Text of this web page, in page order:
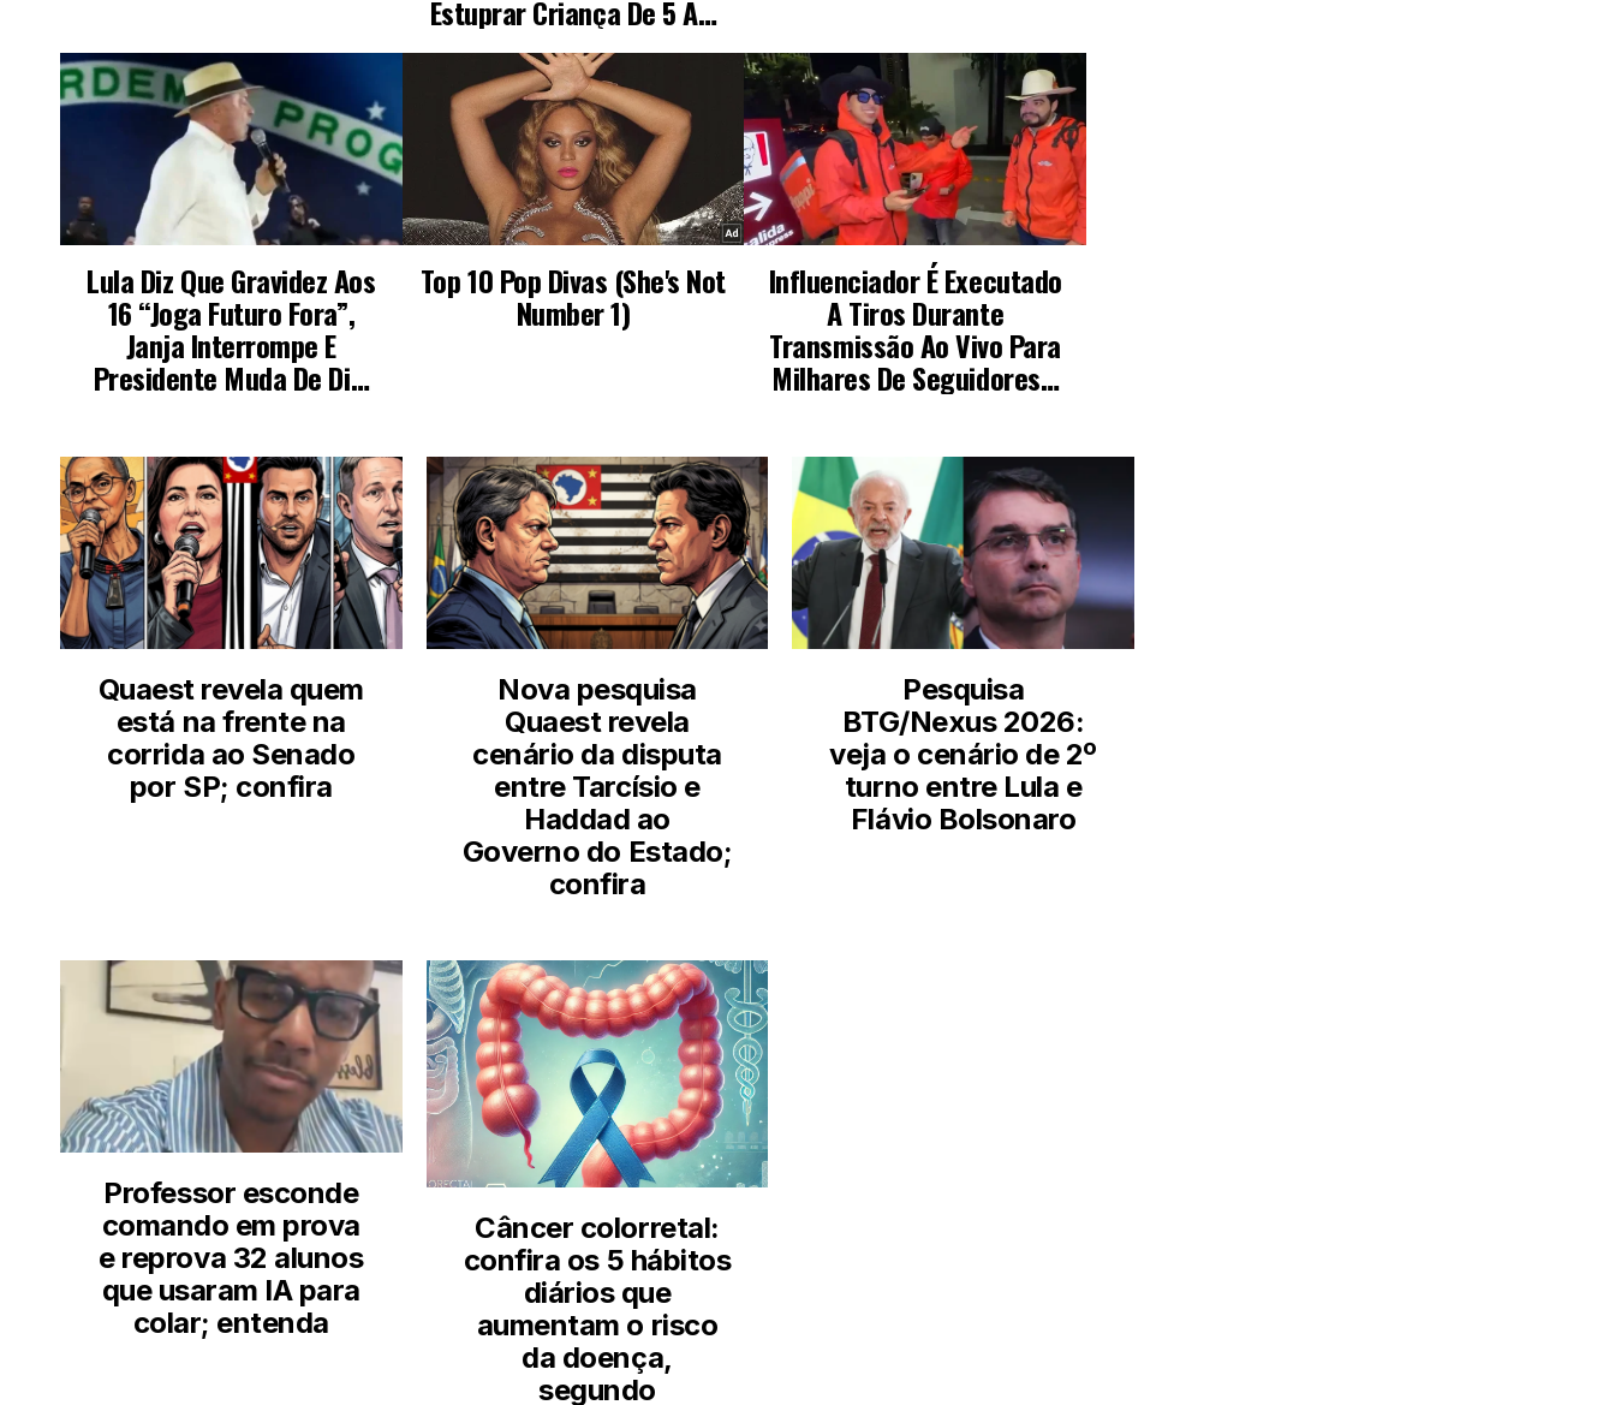
Quaest revela quem
está na frente na
corrida ao Senado
por SP; confira
Nova pesquisa
Quaest revela
cenário da disputa
entre Tarcísio e
Haddad ao
Governo do Estado;
confira
Pesquisa
BTG/Nexus 2026:
veja o cenário de 2º
turno entre Lula e
Flávio Bolsonaro
Professor esconde
comando em prova
e reprova 32 alunos
que usaram IA para
colar; entenda
Câncer colorretal:
confira os 5 hábitos
diários que
aumentam o risco
da doença,
segundo